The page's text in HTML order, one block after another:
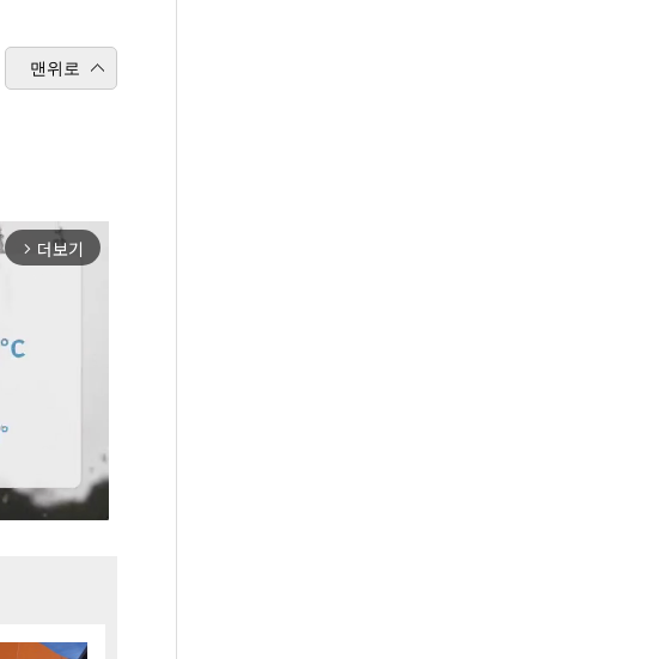
맨위로
arrow_forward_ios 더보기